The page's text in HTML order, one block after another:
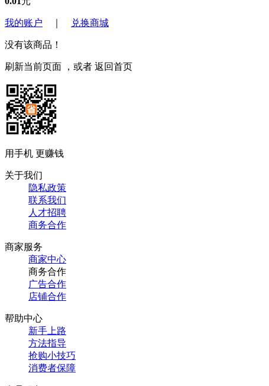
我的账户 兑换商城
没有该商品！
刷新当前页面 ，或者 返回首页
用手机 更赚钱
关于我们
隐私政策
联系我们
人才招聘
商务合作
商家服务
商家中心
商务合作
广告合作
店铺合作
帮助中心
新手上路
方法指导
抢购小技巧
消费者保障